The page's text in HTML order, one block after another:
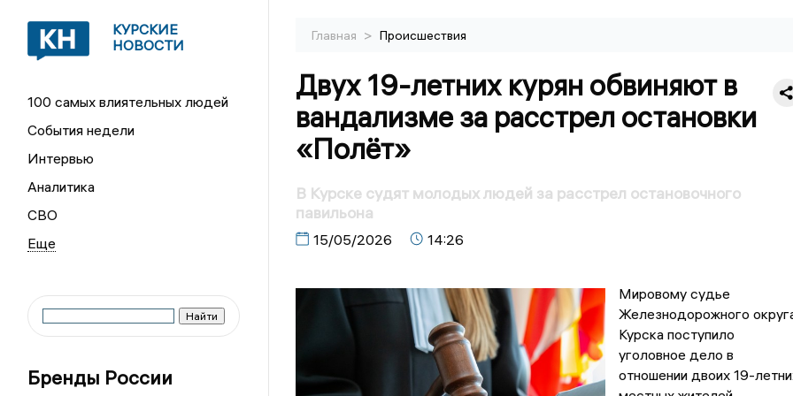
КУРСКИЕ
НОВОСТИ
100 самых влиятельных людей
События недели
Интервью
Аналитика
СВО
Бренды России
Главная > Происшествия
Двух 19-летних курян обвиняют в
вандализме за расстрел остановки
«Полёт»
В Курске судят молодых людей за расстрел остановочного
павильона
15/05/2026 14:26
Мировому судье
Железнодорожного
Курска поступило
уголовное дело в
отношении двоих 19-